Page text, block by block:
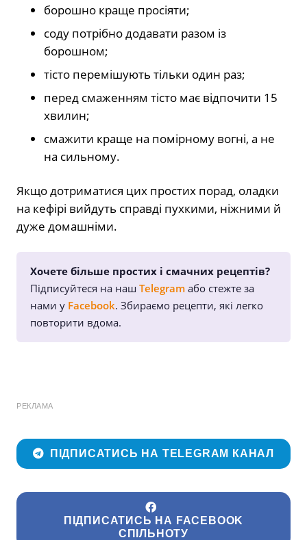
борошно краще просіяти;
соду потрібно додавати разом із
борошном;
тісто перемішують тільки один раз;
перед смаженням тісто має відпочити 15
хвилин;
смажити краще на помірному вогні, а не
на сильному.
Якщо дотриматися цих простих порад, оладки
на кефірі вийдуть справді пухкими, ніжними й
дуже домашніми.
Хочете більше простих і смачних рецептів?
Підписуйтеся на наш Telegram або стежте за
нами у Facebook. Збираємо рецепти, які легко
повторити вдома.
РЕКЛАМА
ПІДПИСАТИСЬ НА TELEGRAM КАНАЛ
ПІДПИСАТИСЬ НА FACEBOOK
СПІЛЬНОТУ